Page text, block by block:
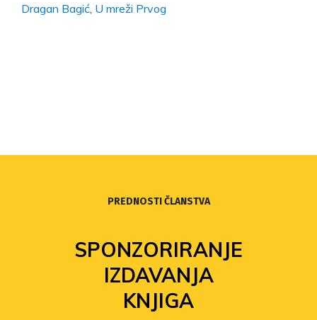
Dragan Bagić U mreži Prvog
PREDNOSTI ČLANSTVA
SPONZORIRANJE
IZDAVANJA
KNJIGA